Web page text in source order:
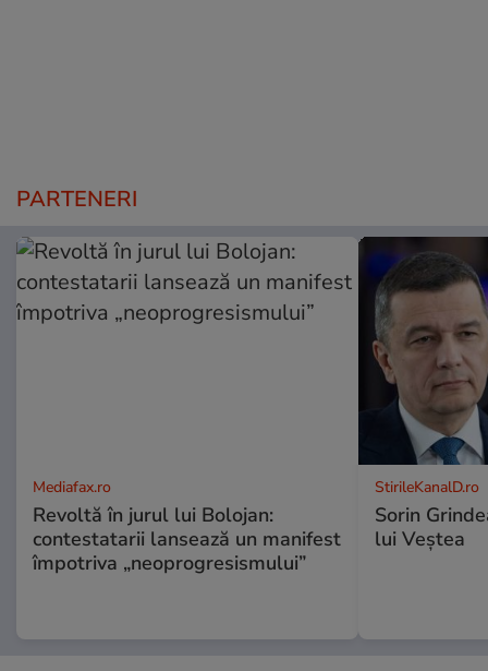
PARTENERI
Mediafax.ro
Revoltă în jurul lui Bolojan:
contestatarii lansează un manifest
împotriva „neoprogresismului”
StirileKanalD.ro
Sorin
lui Veștea